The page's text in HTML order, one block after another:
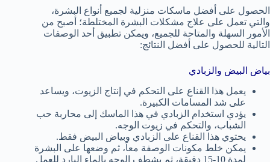
الحصول على أفضل ماسكات منزلية لجميع أنواع البشرة،
والتي تعمل على علاج مشكلات البشرة المختلطة؛ أصبح من
الأمور السهلة والمتاحة للجميع، ويمكن تطبيق أحد الوصفات
التالية للحصول على أفضل النتائج:
بياض البيض والزبادي
يعمل هذا القناع على التحكم في إنتاج الزيوت، ويساعد
على شد المسامات الكبيرة.
يؤدي استخدام الزبادي في هذا الماسك إلى محاربة حب
الشباب، والتحكم في زيوت الوجه.
يحتوي هذا القناع على الزبادي وبياض البيض فقط.
يمكن خلط مكونات الوصفة معاً، ثم وضعها على البشرة
لمدة 10-15 دقيقة، ثم يشطف الوجه بالماء البارد للعمل